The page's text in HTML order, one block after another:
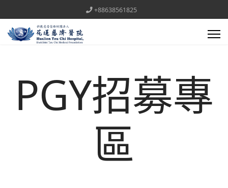
+88638561825
PGY招募專
區